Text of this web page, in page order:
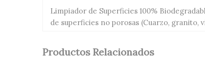
Limpiador de Superficies 100%
de superficies no porosas (Cuarzo,
Productos Relacionados